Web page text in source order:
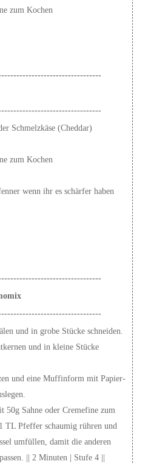
zum Kochen
Schmelzkäse (Cheddar)
zum Kochen
wenn ihr es schärfer haben
und in grobe Stücke schneiden.
und in kleine Stücke
und eine Muffinform mit Papier-
50g Sahne oder Cremefine zum
TL Pfeffer schaumig rühren und
umfüllen, damit die anderen
|| 2 Minuten | Stufe 4 ||